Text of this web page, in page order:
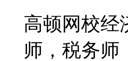
高顿网校经
师，税务师